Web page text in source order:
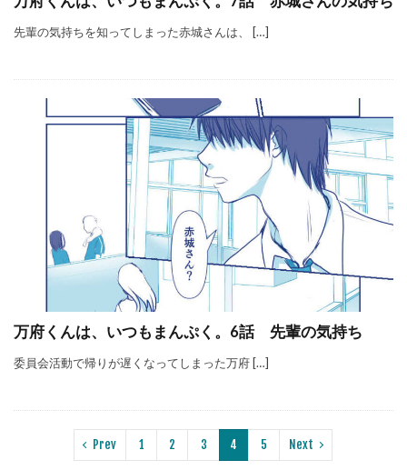
先輩の気持ちを知ってしまった赤城さんは、 […]
万府くんは、いつもまんぷく。6話 先輩の気持ち
委員会活動で帰りが遅くなってしまった万府 […]
Prev 1 2 3 4 5 Next